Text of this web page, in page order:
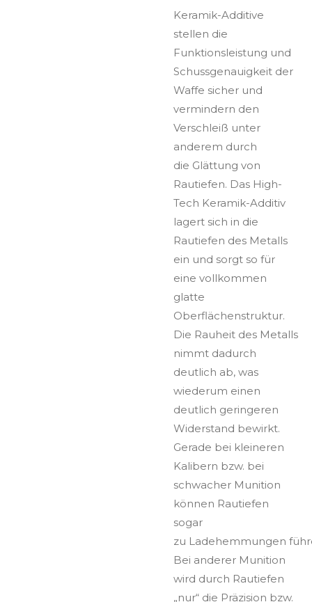
Keramik-Additive
stellen die
Funktionsleistung und
Schussgenauigkeit der
Waffe sicher und
vermindern den
Verschleiß unter
anderem durch
die Glättung von
Rautiefen. Das High-
Tech Keramik-Additiv
lagert sich in die
Rautiefen des Metalls
ein und sorgt so für
eine vollkommen
glatte
Oberflächenstruktur.
Die Rauheit des Metalls
nimmt dadurch
deutlich ab, was
wiederum einen
deutlich geringeren
Widerstand bewirkt.
Gerade bei kleineren
Kalibern bzw. bei
schwacher Munition
können Rautiefen
sogar
zu Ladehemmungen
Bei anderer Munition
wird durch Rautiefen
„nur“ die Präzision bzw.